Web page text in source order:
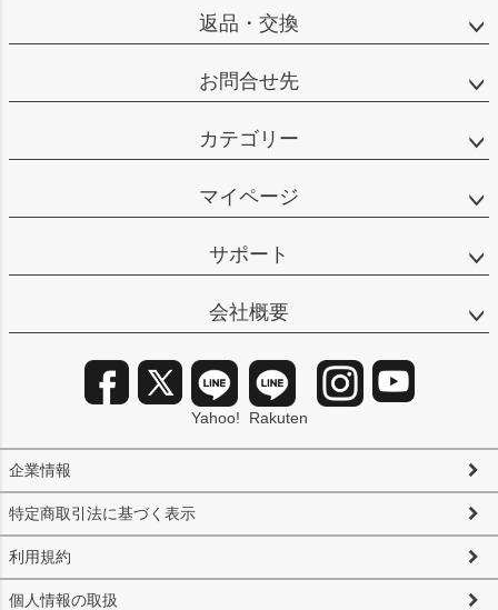
返品・交換
お問合せ先
カテゴリー
マイページ
サポート
会社概要
企業情報
特定商取引法に基づく表示
利用規約
個人情報の取扱
Yahoo! Rakuten